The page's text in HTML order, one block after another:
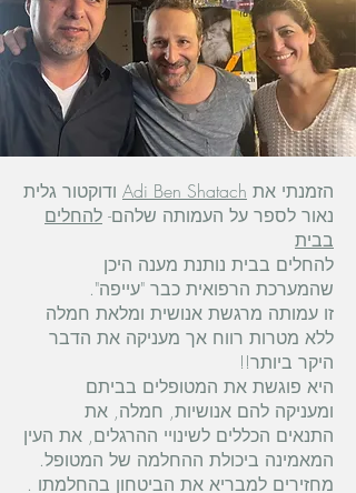
הזמנתי את Adi Ben Shatach ודוקטור גלית
נאור לספר על העמותה שלהם- להחלים
בבית
להחלים בבית נותנת מענה היכן
שהמערכת הרפואית כבר "עייפה".
זו עמותה מרגשת אנושית ומלאת חמלה
ללא מטרות רווח אך מעניקה את הדבר
היקר ביותר!!
היא פוגשת את המטופלים בביתם
ומעניקה להם אנושיות, חמלה, את
התנאים הכללים לשינויי ההרגלים, את העין
המאמינה ביכולת ההחלמה של המטופל.
מחזירים למבריא את הביטחון בהחלמתו .